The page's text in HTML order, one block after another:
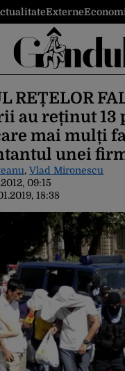
Externe
REȚELOR
au reținut 13
mai mulți
unei
, Vlad Mironescu
09:15
18:38